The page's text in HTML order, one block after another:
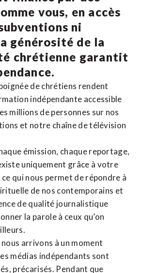
vous, en accès
ni
générosité de la
chrétienne garantit
de chrétiens rendent
indépendante accessible
millions de personnes sur nos
et notre chaîne de télévision
émission, chaque reportage,
uniquement grâce à votre
qui nous permet de répondre à
de nos contemporains et
de qualité journalistique
la parole à ceux qu’on
arrivons à un moment
médias indépendants sont
précarisés. Pendant que